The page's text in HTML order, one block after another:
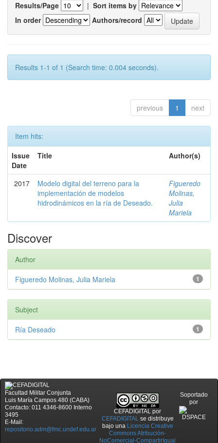
Results/Page | Sort items by
In order
Authors/record
Results 1-1 of 1 (Search time: 0.004 seconds).
previous 1 next
Item hits:
Issue
Date
Title Author(s)
2017
Modelo digital del terreno para la
implementación de modelos
hidrodinámicos en la ría de Deseado.
Figueredo
Molinas,
Julia
Mariela
Discover
Author
1
Figueredo Molinas, Julia Mariela
Subject
1
Ría Deseado
Facultad Militar Conjunta
Luis María Campos 480 (CABA)
Contacto: 011 4346-8600 Interno
3495
E-Mail:
repositorio.adm@fmc.undef.edu.ar
CEFADIGITAL por
CEFADIGITALse distribuye
bajo una Licencia Creative
Commons Atribución-
NoComercial-CompartirIgual
Soportado
por